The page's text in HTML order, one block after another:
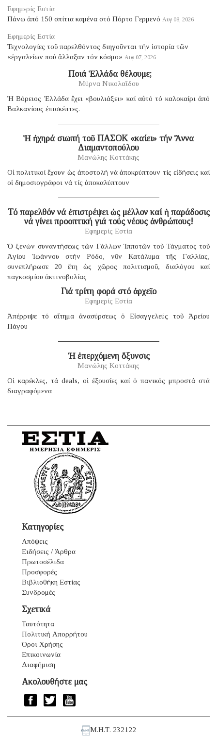
Εφημερίς Εστία
Πάνω ἀπό 150 σπίτια καμένα στό Πόρτο Γερμενό Αυγ 08, 2026
Εφημερίς Εστία
Τεχνολογίες τοῦ παρελθόντος διηγοῦνται τήν ἱστορία τῶν
«ἐργαλείων πού ἄλλαξαν τόν κόσμο» Αυγ 07, 2026
​ Ποιά Ἑλλάδα θέλουμε;
Μύρνα Νικολαΐδου
Ἡ Βόρειος Ἑλλάδα ἔχει «βουλιάξει» καί αὐτό τό καλοκαίρι ἀπό
Βαλκανίους ἐπισκέπτες.
Ἡ ἠχηρά σιωπή τοῦ ΠΑΣΟΚ «καίει» τήν Ἄννα
Διαμαντοπούλου
Μανώλης Κοττάκης
Οἱ πολιτικοί ἔχουν ὡς ἀποστολή νά ἀποκρύπτουν τίς εἰδήσεις καί
οἱ δημοσιογράφοι νά τίς ἀποκαλύπτουν
Τό παρελθόν νά ἐπιστρέψει ὡς μέλλον καί ἡ παράδοσις
νά γίνει προοπτική γιά τούς νέους ἀνθρώπους!
Εφημερίς Εστία
Ὁ ξενών συναντήσεως τῶν Γάλλων Ἱπποτῶν τοῦ Τάγματος τοῦ
Ἁγίου Ἰωάννου στήν Ρόδο, νῦν Κατάλυμα τῆς Γαλλίας,
συνεπλήρωσε 20 ἔτη ὡς χῶρος πολιτισμοῦ, διαλόγου καί
παγκοσμίου ἀκτινοβολίας
Γιά τρίτη φορά στό ἀρχεῖο
Εφημερίς Εστία
Ἀπέρριψε τό αἴτημα ἀνασύρσεως ὁ Εἰσαγγελεύς τοῦ Ἀρείου
Πάγου
Ἡ ἐπερχόμενη ὄξυνσις
Μανώλης Κοττάκης
Οἱ καρέκλες, τά deals, οἱ ἐξουσίες καί ὁ πανικός μπροστά στά
διαγραφόμενα
Κατηγορίες
Απόψεις
Ειδήσεις / Άρθρα
Πρωτοσέλιδα
Προσφορές
Βιβλιοθήκη Εστίας
Συνδρομές
Σχετικά
Ταυτότητα
Πολιτική Απορρήτου
Όροι Χρήσης
Επικοινωνία
Διαφήμιση
Ακολουθήστε μας
Μ.Η.Τ. 232122